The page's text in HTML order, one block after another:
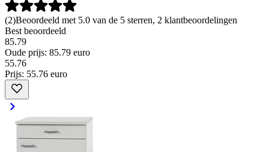
(2)Beoordeeld met 5.0 van de 5 sterren, 2 klantbeoordelingen
Best beoordeeld
85.79
Oude prijs: 85.79 euro
55.76
Prijs: 55.76 euro